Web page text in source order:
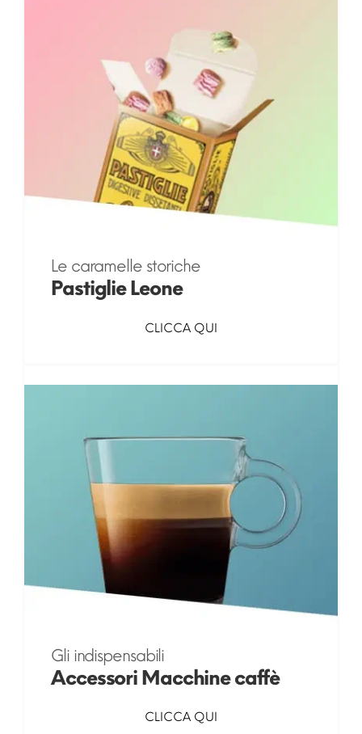
Le caramelle storiche
Pastiglie Leone
CLICCA QUI
Gli indispensabili
Accessori Macchine caffè
CLICCA QUI